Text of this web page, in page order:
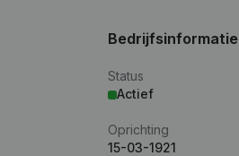
Bedrijfsinformatie
Status
Actief
Oprichting
15-03-1921